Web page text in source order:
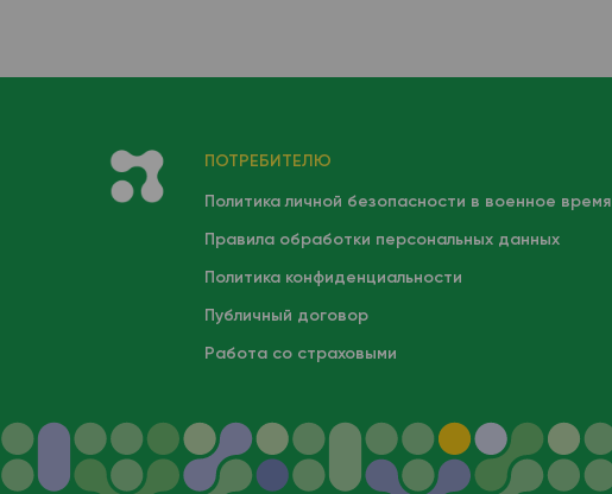
ПОТРЕБИТЕЛЮ
Политика личной безопасности в военное время
Правила обработки персональных данных
Политика конфиденциальности
Публичный договор
Работа со страховыми